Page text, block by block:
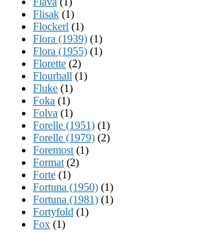
Flisak (1)
Flockerl (1)
Flora (1939) (1)
Flora (1955) (1)
Florette (2)
Flourball (1)
Fluke (1)
Foka (1)
Folva (1)
Forelle (1951) (1)
Forelle (1979) (2)
Foremost (1)
Format (2)
Forte (1)
Fortuna (1950) (1)
Fortuna (1981) (1)
Fortyfold (1)
Fox (1)